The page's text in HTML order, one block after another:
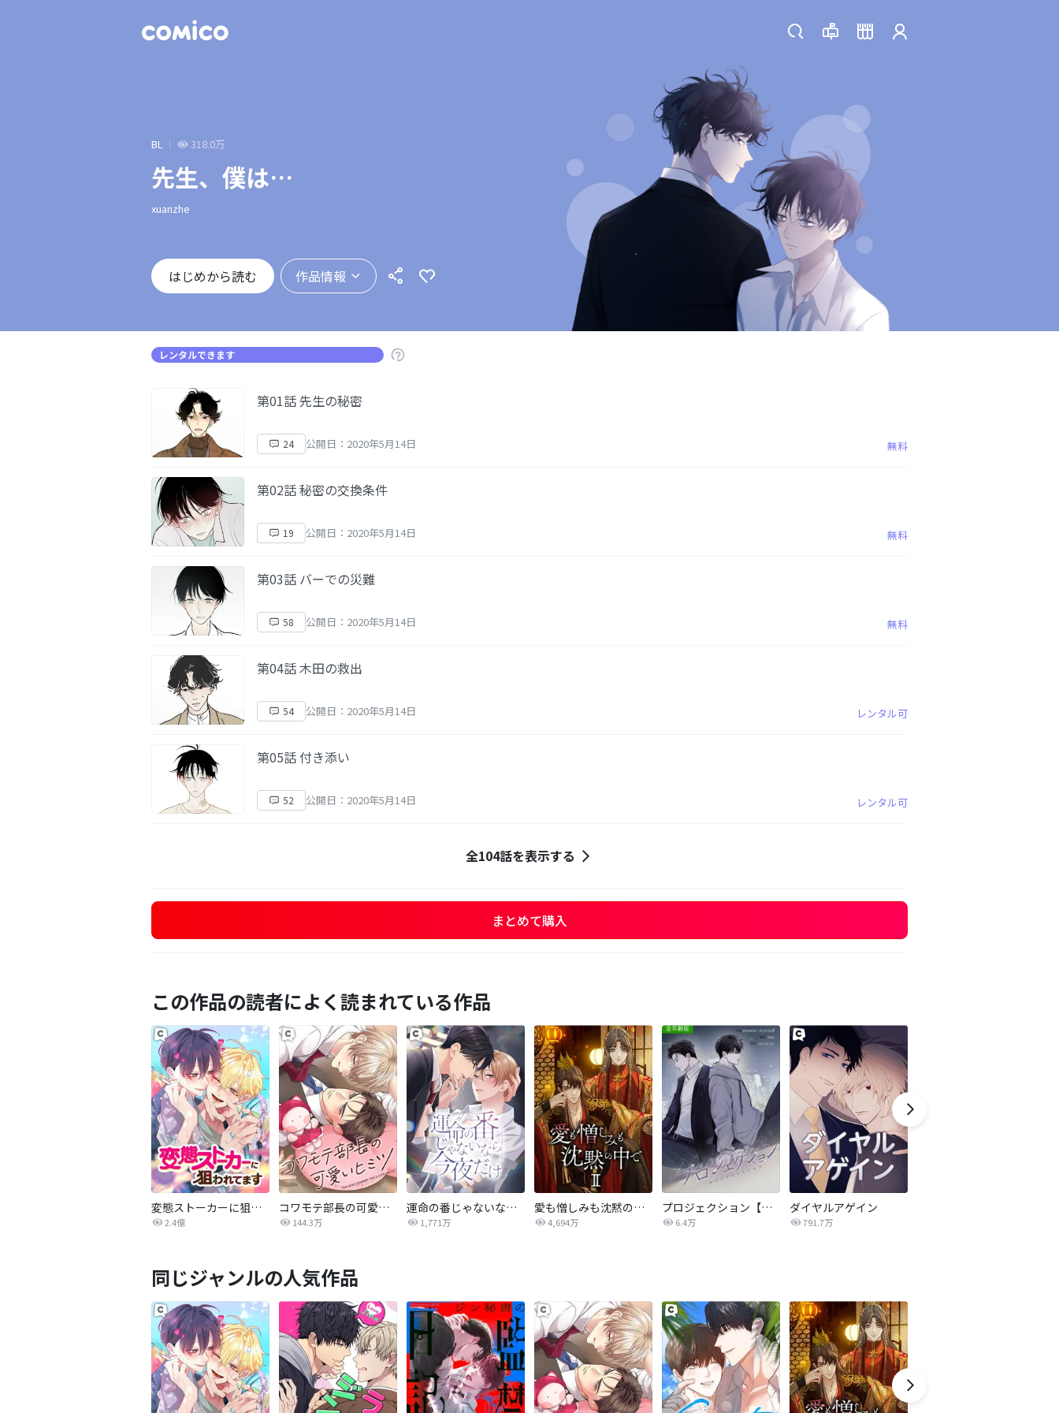
BL 318.0万
先生、僕は…
xuanzhe
はじめから読む 作品情報
レンタルできます
第01話 先生の秘密
24 公開日：2020年5月14日 無料
第02話 秘密の交換条件
19 公開日：2020年5月14日 無料
第03話 バーでの災難
58 公開日：2020年5月14日 無料
第04話 木田の救出
54 公開日：2020年5月14日 レンタル可
第05話 付き添い
52 公開日：2020年5月14日 レンタル可
全104話を表示する
まとめて購入
この作品の読者によく読まれている作品
変態ストーカーに狙われてます
2.4億
コワモテ部長の可愛いヒミツ
144.3万
運命の番じゃないなら今夜だけ
1,771万
愛も憎しみも沈黙の中で
4,694万
プロジェクション【全年齢版】
6.4万
ダイヤルアゲイン
791.7万
同じジャンルの人気作品